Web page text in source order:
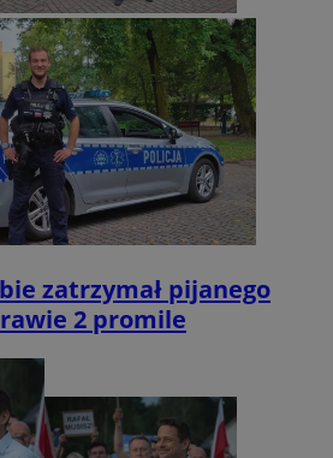
zatrzymał pijanego
2 promile